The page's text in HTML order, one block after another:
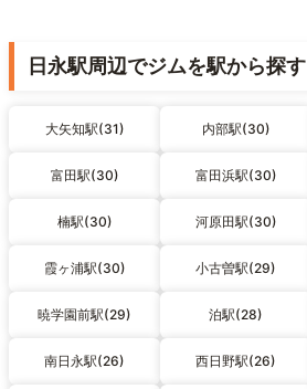
日永駅周辺でジムを駅から探す
大矢知駅(31) 内部駅(30)
富田駅(30) 富田浜駅(30)
楠駅(30) 河原田駅(30)
霞ヶ浦駅(30) 小古曽駅(29)
暁学園前駅(29) 泊駅(28)
南日永駅(26) 西日野駅(26)